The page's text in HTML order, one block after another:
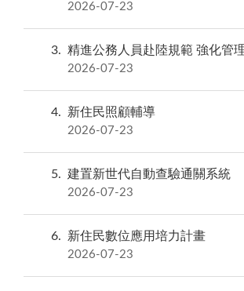
2026-07-23
3 精進公務人員赴陸規範 強化管
2026-07-23
4 新住民照顧輔導
2026-07-23
5 建置新世代自動查驗通關系統
2026-07-23
6 新住民數位應用培力計畫
2026-07-23